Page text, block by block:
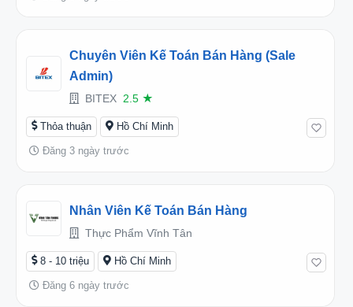
Chuyên Viên Kế Toán Bán Hàng (Sale
Admin)
BITEX 2.5 ★
Thỏa thuận Hồ Chí Minh
Đăng 3 ngày trước
Nhân Viên Kế Toán Bán Hàng
Thực Phẩm Vĩnh Tân
8 - 10 triệu Hồ Chí Minh
Đăng 6 ngày trước